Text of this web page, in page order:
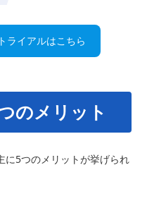
ライアルはこちら
のメリット
に5つのメリットが挙げられ